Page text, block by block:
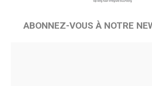
ABONNEZ-VOUS À NOTRE